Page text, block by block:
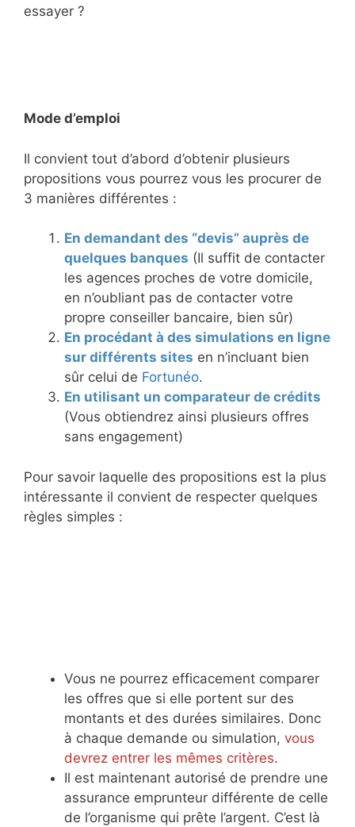
essayer ?
Mode d’emploi
Il convient tout d’abord d’obtenir plusieurs
propositions vous pourrez vous les procurer de
3 manières différentes :
En demandant des “devis” auprès de
quelques banques (Il suffit de contacter
les agences proches de votre domicile,
en n’oubliant pas de contacter votre
propre conseiller bancaire, bien sûr)
En procédant à des simulations en ligne
sur différents sites en n’incluant bien
sûr celui de Fortunéo.
En utilisant un comparateur de crédits
(Vous obtiendrez ainsi plusieurs offres
sans engagement)
Pour savoir laquelle des propositions est la plus
intéressante il convient de respecter quelques
règles simples :
Vous ne pourrez efficacement comparer
les offres que si elle portent sur des
montants et des durées similaires. Donc
à chaque demande ou simulation, vous
devrez entrer les mêmes critères.
Il est maintenant autorisé de prendre une
assurance emprunteur différente de celle
de l’organisme qui prête l’argent. C’est là